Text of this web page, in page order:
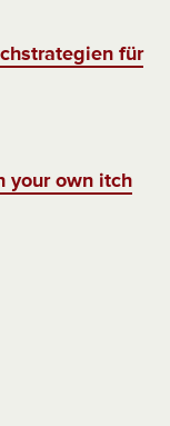
für
your own itch